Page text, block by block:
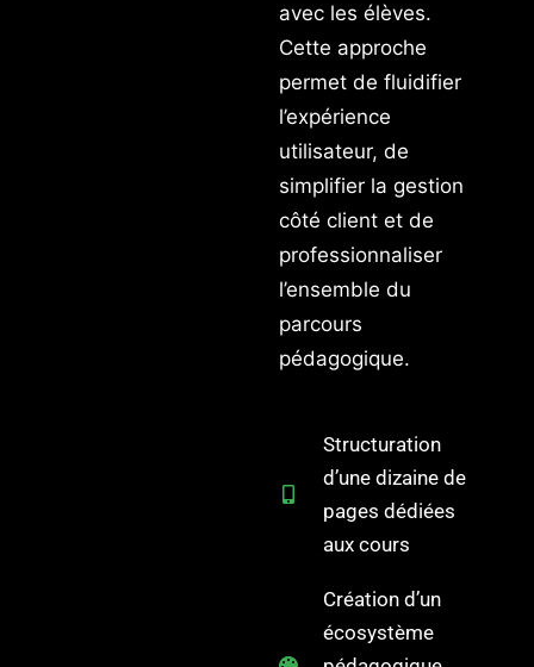
avec les élèves.
Cette approche
permet de fluidifier
l’expérience
utilisateur, de
simplifier la gestion
côté client et de
professionnaliser
l’ensemble du
parcours
pédagogique.
Structuration
d’une dizaine de
pages dédiées
aux cours
Création d’un
écosystème